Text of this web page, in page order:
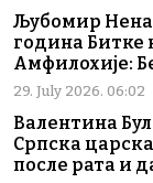
Љубомир
година Битке
Амфилохије:
29. July 2026. 06:02
Валентина
Српска
после рата и